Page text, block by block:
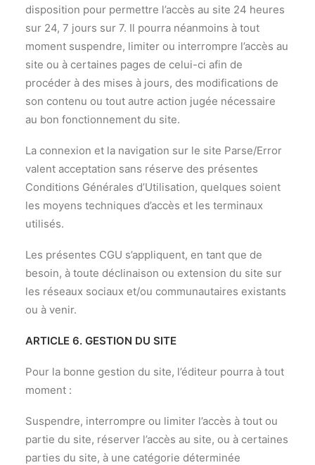
disposition pour permettre l’accès au site 24 heures
sur 24, 7 jours sur 7. Il pourra néanmoins à tout
moment suspendre, limiter ou interrompre l’accès au
site ou à certaines pages de celui-ci afin de
procéder à des mises à jours, des modifications de
son contenu ou tout autre action jugée nécessaire
au bon fonctionnement du site.
La connexion et la navigation sur le site Parse/Error
valent acceptation sans réserve des présentes
Conditions Générales d’Utilisation, quelques soient
les moyens techniques d’accès et les terminaux
utilisés.
Les présentes CGU s’appliquent, en tant que de
besoin, à toute déclinaison ou extension du site sur
les réseaux sociaux et/ou communautaires existants
ou à venir.
ARTICLE 6. GESTION DU SITE
Pour la bonne gestion du site, l’éditeur pourra à tout
moment :
Suspendre, interrompre ou limiter l’accès à tout ou
partie du site, réserver l’accès au site, ou à certaines
parties du site, à une catégorie déterminée